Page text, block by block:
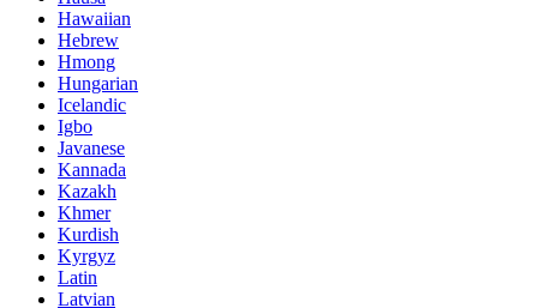
Hawaiian
Hebrew
Hmong
Hungarian
Icelandic
Igbo
Javanese
Kannada
Kazakh
Khmer
Kurdish
Kyrgyz
Latin
Latvian